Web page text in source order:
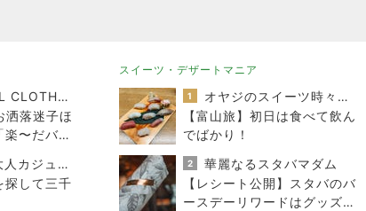
TOKYO REAL CLOTHES 大人世代のリアルクローズ
落迷子ほ
楽〜だバッ
40代からの大人カジュアルを品良く着こなすファッションブログ
探して三千
スイーツ・デザートマニア
1
オヤジのスイーツ時々ランニングブログ
【富山旅】初日は食べて飲ん
でばかり！
2
華麗なるスタバマダム
【レシート公開】スタバのバ
ースデーリワードはグッズに